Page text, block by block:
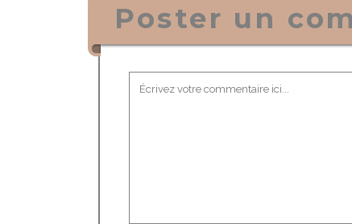
Poster un